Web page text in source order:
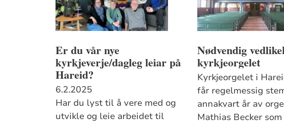
Er du vår nye
kyrkjeverje/dagleg leiar på
Hareid?
6.2.2025
Har du lyst til å vere med og
utvikle og leie arbeidet til
Nødvendig
kyrkjeorgelet
Kyrkjeorgelet i
får regelmessig
annakvart år av
Mathias Becker som